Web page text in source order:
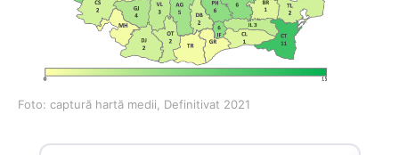
Foto: captură hartă medii, Definitivat 2021